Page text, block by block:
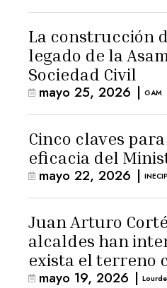
La construcción
legado de la
Sociedad Civil
mayo 25, 2026 | GAM
Cinco claves
eficacia del
mayo 22, 2026 | INECIP
Juan Arturo
alcaldes han
exista el terreno
mayo 19, 2026 |